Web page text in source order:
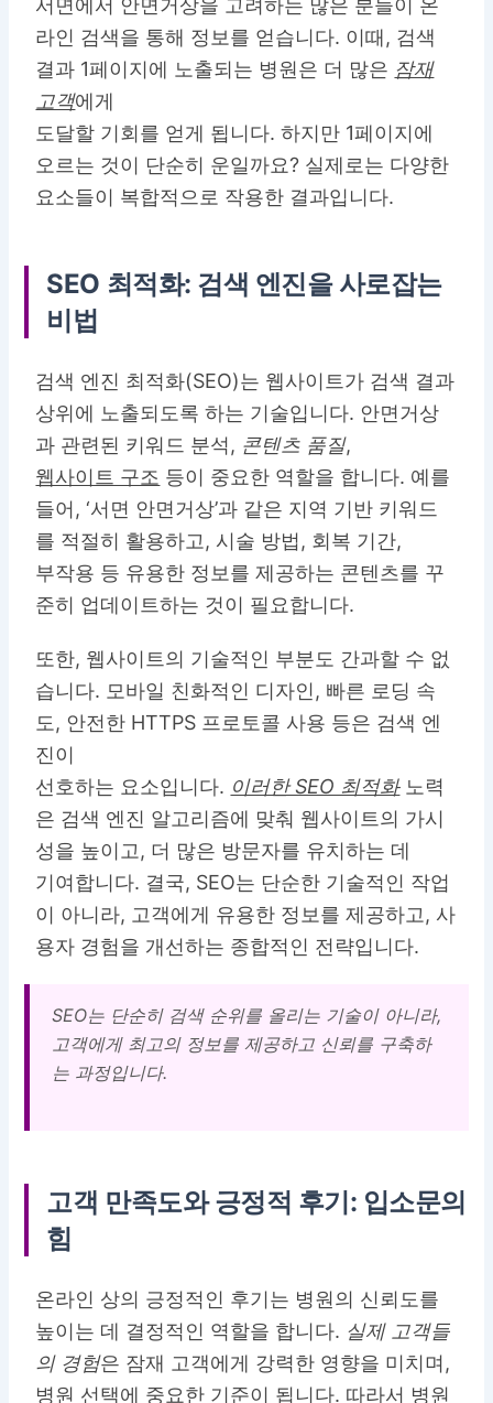
라인 검색을 통해 정보를 얻습니다. 이때, 검색
결과 1페이지에 노출되는 병원은 더 많은 잠재
고객에게
도달할 기회를 얻게 됩니다. 하지만 1페이지에
오르는 것이 단순히 운일까요? 실제로는 다양한
요소들이 복합적으로 작용한 결과입니다.
SEO 최적화: 검색 엔진을 사로잡는
비법
검색 엔진 최적화(SEO)는 웹사이트가 검색 결과
상위에 노출되도록 하는 기술입니다. 안면거상
과 관련된 키워드 분석, 콘텐츠 품질,
웹사이트 구조 등이 중요한 역할을 합니다. 예를
들어, ‘서면 안면거상’과 같은 지역 기반 키워드
를 적절히 활용하고, 시술 방법, 회복 기간,
부작용 등 유용한 정보를 제공하는 콘텐츠를 꾸
준히 업데이트하는 것이 필요합니다.
또한, 웹사이트의 기술적인 부분도 간과할 수 없
습니다. 모바일 친화적인 디자인, 빠른 로딩 속
도, 안전한 HTTPS 프로토콜 사용 등은 검색 엔
진이
선호하는 요소입니다. 이러한 SEO 최적화노력
은 검색 엔진 알고리즘에 맞춰 웹사이트의 가시
성을 높이고, 더 많은 방문자를 유치하는 데
기여합니다. 결국, SEO는 단순한 기술적인 작업
이 아니라, 고객에게 유용한 정보를 제공하고, 사
용자 경험을 개선하는 종합적인 전략입니다.
SEO는 단순히 검색 순위를 올리는 기술이 아니라,
고객에게 최고의 정보를 제공하고 신뢰를 구축하
는 과정입니다.
고객 만족도와 긍정적 후기: 입소문의
힘
온라인 상의 긍정적인 후기는 병원의 신뢰도를
높이는 데 결정적인 역할을 합니다. 실제 고객들
의 경험은 잠재 고객에게 강력한 영향을 미치며,
병원 선택에 중요한 기준이 됩니다. 따라서 병원